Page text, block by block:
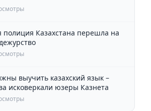
полиция Казахстана перешла на
выучить казахский язык –
исковеркали юзеры Казнета